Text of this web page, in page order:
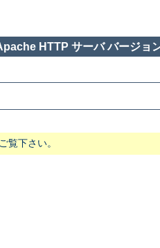
HTTP サーバ バージョ
覧下さい。